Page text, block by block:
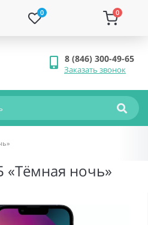
0 0
8 (846) 300-49-65
Заказать звонок
«Тёмная ночь»